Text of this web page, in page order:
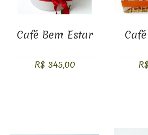
Café Bem Estar
R$ 345,00